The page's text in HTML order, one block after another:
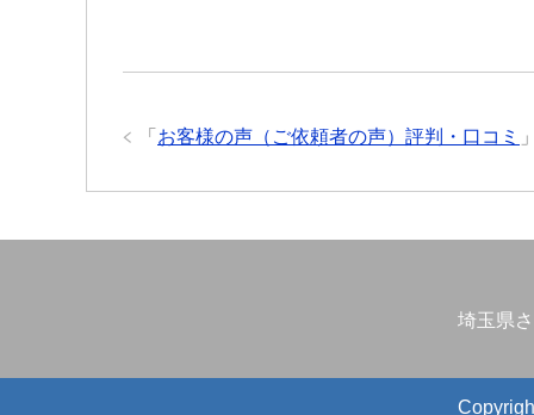
「 お客様の声（ご依頼者の声）評判・口コミ 」
埼玉県